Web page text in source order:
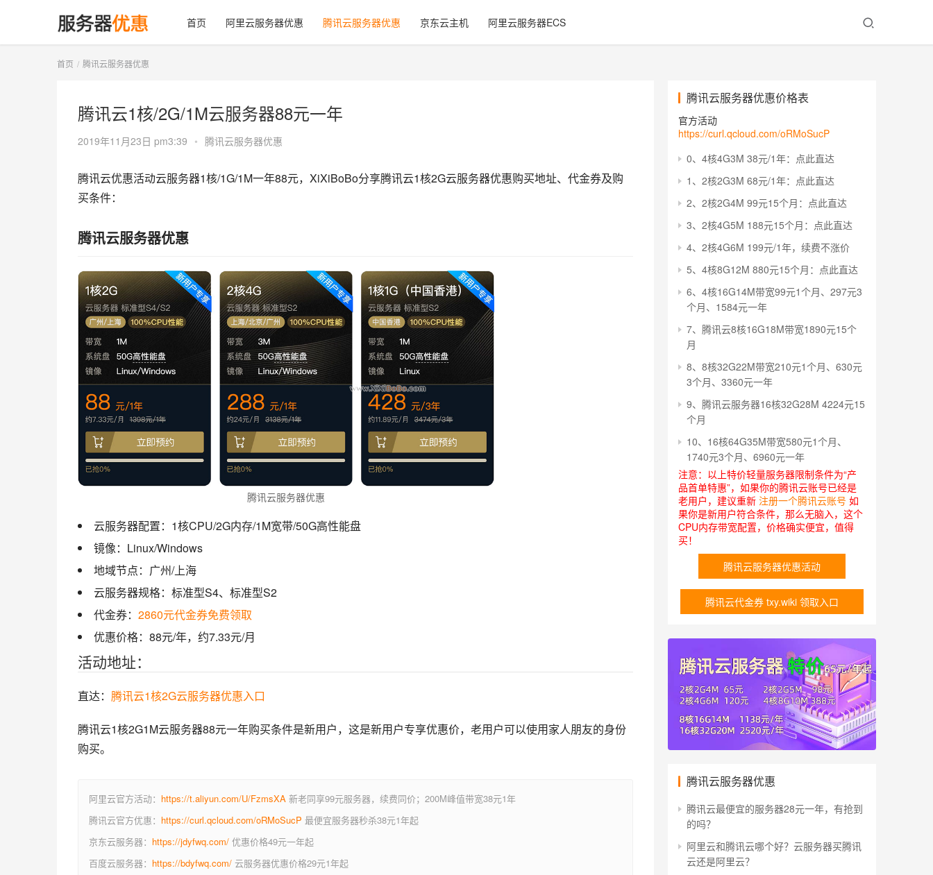
首页 阿里云服务器优惠 腾讯云服务器优惠 京东云主机 阿里云服务器ECS
首页 腾讯云服务器优惠
腾讯云1核/2G/1M云服务器88元一年
2019年11月23日 pm3:39 • 腾讯云服务器优惠
腾讯云优惠活动云服务器1核/1G/1M一年88元，XiXiBoBo分享腾讯云1核2G云服务器优惠购买地址、代金券及购
买条件：
腾讯云服务器优惠
腾讯云服务器优惠
云服务器配置：1核CPU/2G内存/1M宽带/50G高性能盘
镜像：Linux/Windows
地域节点：广州/上海
云服务器规格：标准型S4、标准型S2
代金券： 2860元代金券免费领取
优惠价格：88元/年，约7.33元/月
活动地址：
直达： 腾讯云1核2G云服务器优惠入口
腾讯云1核2G1M云服务器88元一年购买条件是新用户，这是新用户专享优惠价，老用户可以使用家人朋友的身份
购买。
阿里云官方活动： https://t.aliyun.com/U/FzmsXA 新老同享99元服务器，续费同价；200M峰值带宽38元1年
腾讯云官方优惠： https://curl.qcloud.com/oRMoSucP 最便宜服务器秒杀38元1年起
京东云服务器： https://jdyfwq.com/ 优惠价格49元一年起
百度云服务器： https://bdyfwq.com/ 云服务器优惠价格29元1年起
腾讯云服务器优惠价格表
官方活动
https://curl.qcloud.com/oRMoSucP
0、4核4G3M 38元/1年：点此直达
1、2核2G3M 68元/1年：点此直达
2、2核2G4M 99元15个月：点此直达
3、2核4G5M 188元15个月：点此直达
4、2核4G6M 199元/1年，续费不涨价
5、4核8G12M 880元15个月：点此直达
6、4核16G14M带宽99元1个月、297元3
个月、1584元一年
7、腾讯云8核16G18M带宽1890元15个
月
8、8核32G22M带宽210元1个月、630元
3个月、3360元一年
9、腾讯云服务器16核32G28M 4224元15
个月
10、16核64G35M带宽580元1个月、
1740元3个月、6960元一年
注意：以上特价轻量服务器限制条件为“产
品首单特惠”，如果你的腾讯云账号已经是
老用户，建议重新 注册一个腾讯云账号 如
果你是新用户符合条件，那么无脑入，这个
CPU内存带宽配置，价格确实便宜，值得
买！
腾讯云服务器优惠活动
腾讯云代金券 txy.wiki 领取入口
腾讯云服务器优惠
腾讯云最便宜的服务器28元一年，有抢到
的吗？
阿里云和腾讯云哪个好？云服务器买腾讯
云还是阿里云？